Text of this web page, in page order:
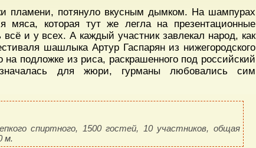
пламени, потянуло вкусным дымком. На шампурах
мяса, которая тут же легла на презентационные
и у всех. А каждый участник завлекал народ, как
шашлыка Артур Гаспарян из нижегородского
на подложке из риса, раскрашенного под российский
для жюри, гурманы любовались сим
спиртного, 1500 гостей, 10 участников, общая
м.